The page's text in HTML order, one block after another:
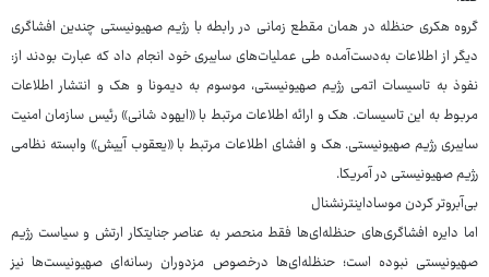
گروه هکری حنظله در همان مقطع زمانی در رابطه با رژیم صهیونیستی چندین افشاگری
دیگر از اطلاعات به‌دست‌آمده طی عملیات‌های سایبری خود انجام داد که عبارت‌ بودند از:
نفوذ به تاسیسات اتمی رژیم صهیونیستی، موسوم به دیمونا و هک و انتشار اطلاعات
مربوط به این تاسیسات. هک و ارائه اطلاعات مرتبط با «ایهود شانی» رئیس سازمان امنیت
سایبری رژیم صهیونیستی. هک و افشای اطلاعات مرتبط با «یعقوب آییش» وابسته نظامی
رژیم صهیونیستی در آمریکا.
بی‌آبروتر کردن موساداینترنشنال
اما دایره افشاگری‌های حنظله‌ای‌ها فقط منحصر به عناصر جنایتکار ارتش و سیاست رژیم
صهیونیستی نبوده است؛ حنظله‌ای‌ها درخصوص مزدوران رسانه‌ای صهیونیست‌ها نیز